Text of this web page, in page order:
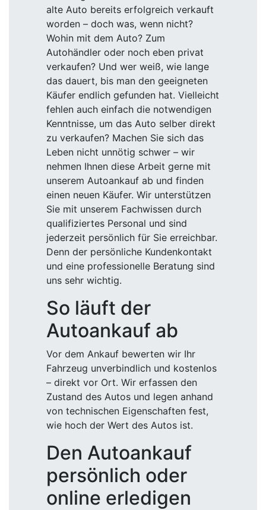
alte Auto bereits erfolgreich verkauft
worden – doch was, wenn nicht?
Wohin mit dem Auto? Zum
Autohändler oder noch eben privat
verkaufen? Und wer weiß, wie lange
das dauert, bis man den geeigneten
Käufer endlich gefunden hat. Vielleicht
fehlen auch einfach die notwendigen
Kenntnisse, um das Auto selber direkt
zu verkaufen? Machen Sie sich das
Leben nicht unnötig schwer – wir
nehmen Ihnen diese Arbeit gerne mit
unserem Autoankauf ab und finden
einen neuen Käufer. Wir unterstützen
Sie mit unserem Fachwissen durch
qualifiziertes Personal und sind
jederzeit persönlich für Sie erreichbar.
Denn der persönliche Kundenkontakt
und eine professionelle Beratung sind
uns sehr wichtig.
So läuft der
Autoankauf ab
Vor dem Ankauf bewerten wir Ihr
Fahrzeug unverbindlich und kostenlos
– direkt vor Ort. Wir erfassen den
Zustand des Autos und legen anhand
von technischen Eigenschaften fest,
wie hoch der Wert des Autos ist.
Den Autoankauf
persönlich oder
online erledigen